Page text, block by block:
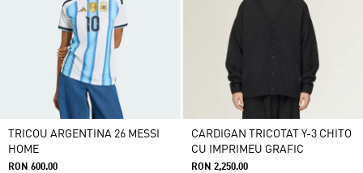
TRICOU ARGENTINA 26 MESSI
HOME
RON 600.00
CARDIGAN TRICOTAT Y-3 CHITO
CU IMPRIMEU GRAFIC
RON 2,250.00